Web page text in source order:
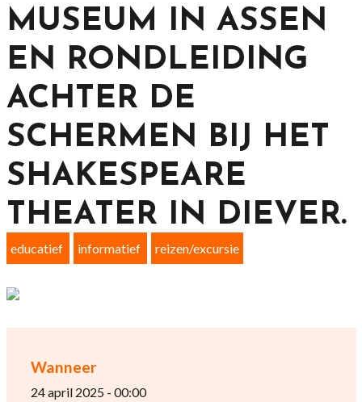
Wanneer
24 april 2025 - 00:00
MUSEUM IN ASSEN
EN RONDLEIDING
ACHTER DE
SCHERMEN BIJ HET
SHAKESPEARE
THEATER IN DIEVER.
educatief informatief reizen/excursie